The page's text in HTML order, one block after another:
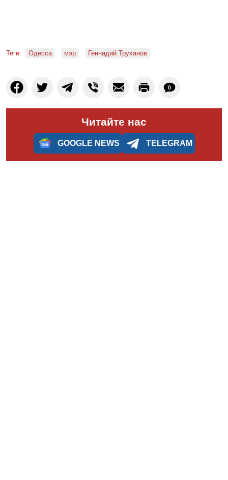
Теги: Одесса мэр Геннадий Труханов
0
Читайте нас
GOOGLE NEWS TELEGRAM